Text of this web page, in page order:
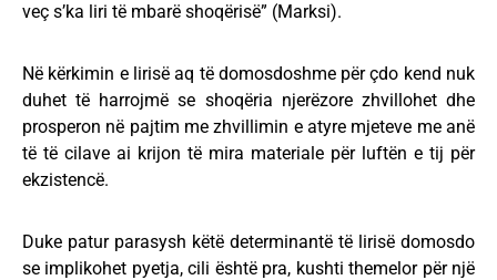
veç s’ka liri të mbarë shoqërisë” (Marksi).
Në kërkimin e lirisë aq të domosdoshme për çdo kend nuk
duhet të harrojmë se shoqëria njerëzore zhvillohet dhe
prosperon në pajtim me zhvillimin e atyre mjeteve me anë
të të cilave ai krijon të mira materiale për luftën e tij për
ekzistencë.
Duke patur parasysh këtë determinantë të lirisë domosdo
se implikohet pyetja, cili është pra, kushti themelor për një